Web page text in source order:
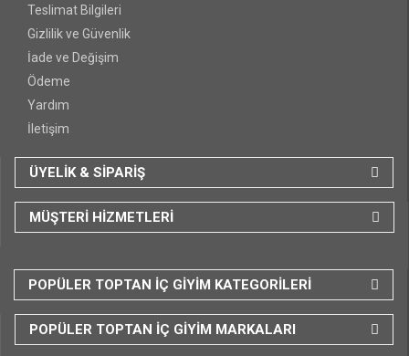
Teslimat Bilgileri
Gizlilik ve Güvenlik
İade ve Değişim
Ödeme
Yardım
İletişim
ÜYELİK & SİPARİŞ
MÜŞTERİ HİZMETLERİ
POPÜLER TOPTAN İÇ GİYİM KATEGORİLERİ
POPÜLER TOPTAN İÇ GİYİM MARKALARI